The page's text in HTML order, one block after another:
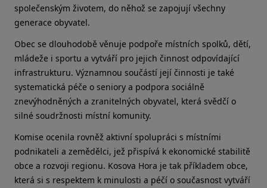
společenským životem, do něhož se zapojují všechny
generace obyvatel.
Obec se dlouhodobě věnuje podpoře místních spolků, dětí,
mládeže i sportu a vytváří pro jejich činnost odpovídající
infrastrukturu. Významnou součástí její činnosti je také
systematická péče o seniory a podpora sociálně
znevýhodněných a zranitelných obyvatel, která svědčí o
silné soudržnosti místní komunity.
Komise ocenila rovněž aktivní spolupráci s místními
podnikateli a zemědělci, jež přispívá k ekonomické stabilitě
obce a rozvoji regionu. Kosova Hora je tak příkladem obce,
která si s respektem k minulosti a péčí o současnost vytváří